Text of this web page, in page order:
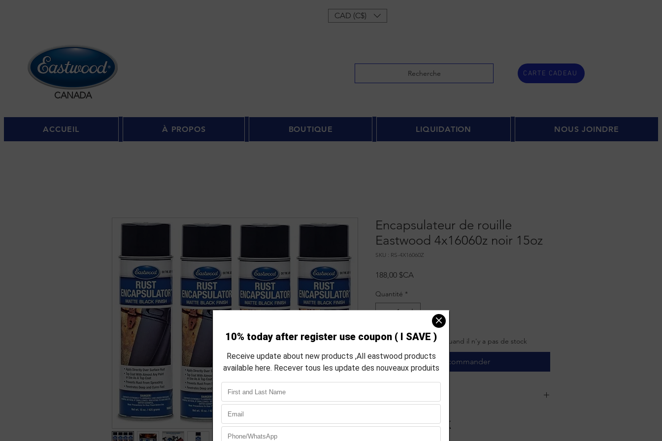
CAD (C$)
CANADA
Recherche CARTE CADEAU
ACCUEIL À PROPOS BOUTIQUE LIQUIDATION NOUS JOINDRE
Encapsulateur de rouille
Eastwood 4x16060z noir 15oz
SKU : RS-4X16060Z
188,00 $CA
Quantité *
10 jours pour recevoir quand il n'y a pas de stock
Précommander